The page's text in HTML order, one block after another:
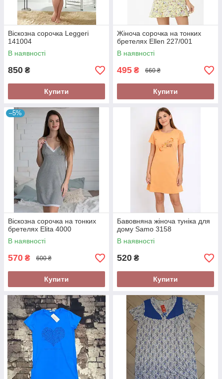
Віскозна сорочка Leggeri
141004
В наявності
850 ₴
Купити
Жіноча сорочка на тонких
бретелях Ellen 227/001
В наявності
495 ₴ 660 ₴
Купити
–5%
Віскозна сорочка на тонких
бретелях Elita 4000
В наявності
570 ₴ 600 ₴
Купити
Бавовняна жіноча туніка для
дому Samo 3158
В наявності
520 ₴
Купити